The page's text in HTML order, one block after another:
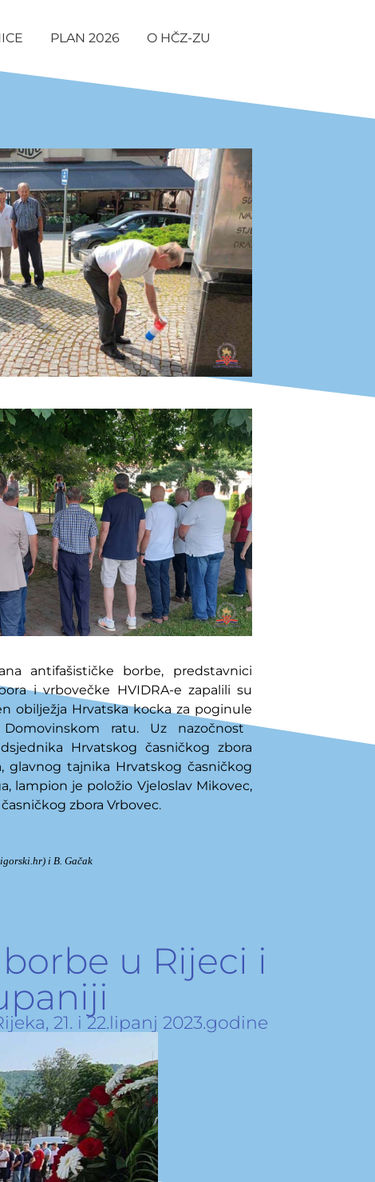
PLAN 2026 O HČZ-ZU
antifašističke borbe, predstavnici
a i vrbovečke HVIDRA-e zapalil i su
obilježja Hrvatska kocka za poginul e
ratu.Uz nazočnost
Hrvatskog časničkog zbora
glavnog tajnika Hrvatskog časničkog
lampion je položio Vjeloslav Mikovec,
zbora Vrbovec.
i B. Gačak
u Rijeci i
21. i 22.lipanj 2023.godine